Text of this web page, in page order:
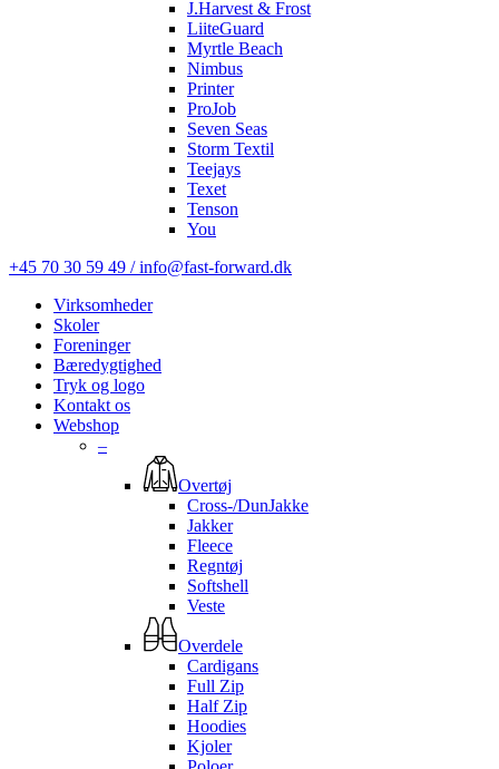
J.Harvest & Frost
LiiteGuard
Myrtle Beach
Nimbus
Printer
ProJob
Seven Seas
Storm Textil
Teejays
Texet
Tenson
You
+45 70 30 59 49 / info@fast-forward.dk
Virksomheder
Skoler
Foreninger
Bæredygtighed
Tryk og logo
Kontakt os
Webshop
–
Overtøj
Cross-/DunJakke
Jakker
Fleece
Regntøj
Softshell
Veste
Overdele
Cardigans
Full Zip
Half Zip
Hoodies
Kjoler